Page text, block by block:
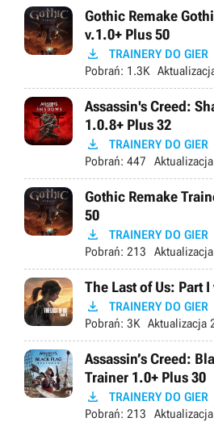
Gothic Remake
v.1.0+ Plus 50
 TRAINERY DO GIER
Pobrań: 1.3K
Assassin's Creed:
1.0.8+ Plus 32
 TRAINERY DO GIER
Pobrań: 447 Aktualizacja
Gothic Remake
50
 TRAINERY DO GIER
Pobrań: 213 Aktualizacja
The Last of Us: Part
 TRAINERY DO GIER
Pobrań: 3K Aktualizacja
Assassin’s Creed:
Trainer 1.0+ Plus 30
 TRAINERY DO GIER
Pobrań: 213 Aktualizacja